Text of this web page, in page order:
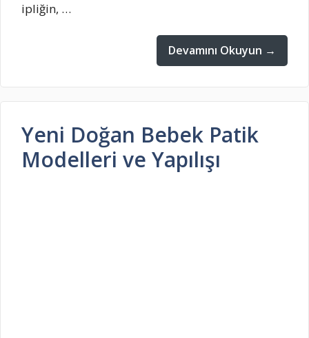
ipliğin, …
Devamını Okuyun →
Yeni Doğan Bebek Patik
Modelleri ve Yapılışı